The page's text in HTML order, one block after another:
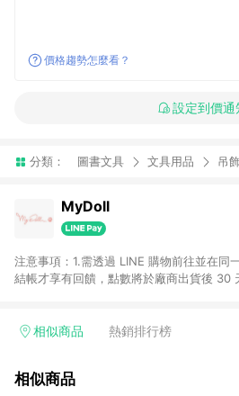
價格趨勢怎麼看？
設定到價通
分類： 圖書文具 文具用品 吊
MyDoll
注意事項：1.需透過 LINE 購物前往並在同
結帳才享有回饋，點數將於廠商出貨後 30
相似商品 熱銷排行榜
相似商品